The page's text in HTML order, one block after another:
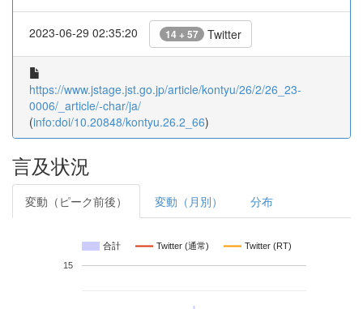
2023-06-29 02:35:20 14 + 57 Twitter
https://www.jstage.jst.go.jp/article/kontyu/26/2/26_23-
0006/_article/-char/ja/
(info:doi/10.20848/kontyu.26.2_66)
言及状況
変動（ピーク前後） 変動（月別） 分布
合計 Twitter (通常) Twitter (RT)
15